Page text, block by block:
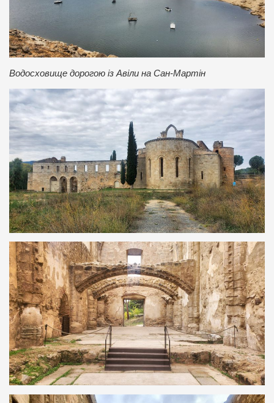
Водосховище дорогою із Авіли на Сан-Мартін